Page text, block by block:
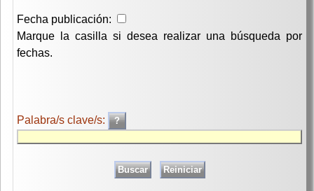
Fecha publicación:
Marque la casilla si desea realizar una búsqueda por
fechas.
Palabra/s clave/s: